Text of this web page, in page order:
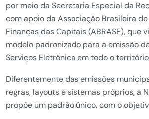
por meio da Secretaria Especial da
com apoio da Associação Brasileira
Finanças das Capitais (ABRASF), que
modelo padronizado para a emissão
Serviços Eletrônica em todo o
Diferentemente das emissões
regras, layouts e sistemas próprios, a
propõe um padrão único, com o